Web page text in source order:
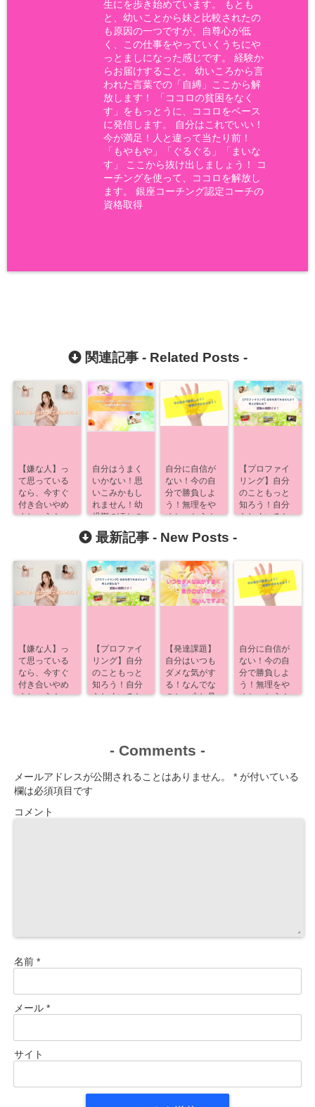
生にを歩き始めています。 もとも
と、幼いことから妹と比較されたの
も原因の一つですが、自尊心が低
く、この仕事をやっていくうちにや
っとましになった感じです。 経験か
らお届けすること。 幼いころから言
われた言葉での「自縛」ここから解
放します！ 「ココロの貧困をなく
す」をもっとうに、ココロをベース
に発信します。 自分はこれでいい！
今が満足！人と違って当たり前！
「もやもや」「ぐるぐる」「まいな
す」 ここから抜け出しましょう！ コ
ーチングを使って、ココロを解放し
ます。 銀座コーチング認定コーチの
資格取得
関連記事 - Related Posts -
【嫌な人】っ
て思っている
なら、今すぐ
付き合いやめ
ましょう！
自分はうまく
いかない！思
いこみかもし
れません！幼
児期の頃との
つながり【発
達課題】
自分に自信が
ない！今の自
分で勝負しよ
う！無理をや
めちゃおう！
【プロファイ
リング】自分
のこともっと
知ろう！自分
らしくいるた
最新記事 - New Posts -
【嫌な人】っ
て思っている
なら、今すぐ
付き合いやめ
ましょう！
【プロファイ
リング】自分
のこともっと
知ろう！自分
らしくいるた
【発達課題】
自分はいつも
ダメな気がす
る！なんでな
のか、少し見
自分に自信が
ない！今の自
分で勝負しよ
う！無理をや
めちゃおう！
- Comments -
メールアドレスが公開されることはありません。 * が付いている
欄は必須項目です
コメント
名前 *
メール *
サイト